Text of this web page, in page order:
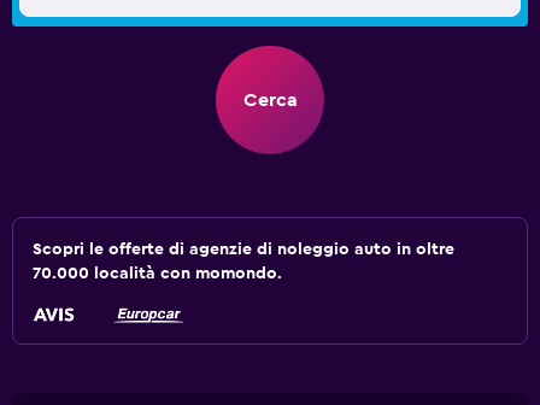
Cerca
Scopri le offerte di agenzie di noleggio auto in oltre
70.000 località con momondo.